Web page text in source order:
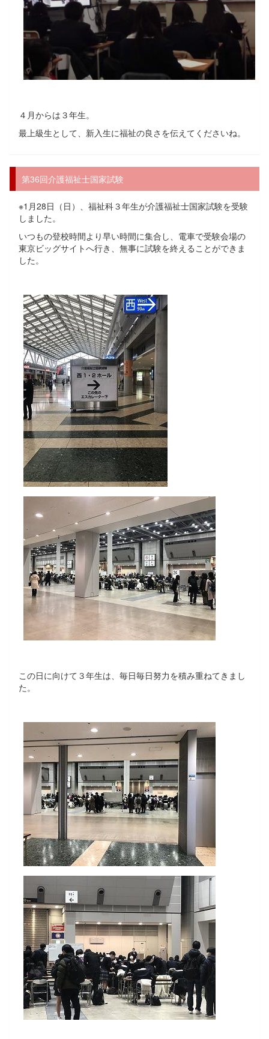
４月からは３年生。
最上級生として、新入生に福祉の良さを伝えてくださいね。
第36回介護福祉士国家試験
※1月28日（日）、福祉科３年生が介護福祉士国家試験を受験
しました。
いつもの登校時間より早い時間に集合し、電車で受験会場の
東京ビッグサイトへ行き、無事に試験を終えることができま
した。
この日に向けて３年生は、毎日毎日努力を積み重ねてきまし
た。